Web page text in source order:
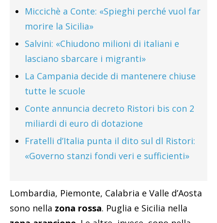
Miccichè a Conte: «Spieghi perché vuol far
morire la Sicilia»
Salvini: «Chiudono milioni di italiani e
lasciano sbarcare i migranti»
La Campania decide di mantenere chiuse
tutte le scuole
Conte annuncia decreto Ristori bis con 2
miliardi di euro di dotazione
Fratelli d’Italia punta il dito sul dl Ristori:
«Governo stanzi fondi veri e sufficienti»
Lombardia, Piemonte, Calabria e Valle d’Aosta
sono nella zona rossa. Puglia e Sicilia nella